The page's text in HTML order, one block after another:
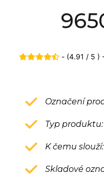
- (4.91 / 5 )
Označení
Typ produktu:
K čemu slouží:
Skladové